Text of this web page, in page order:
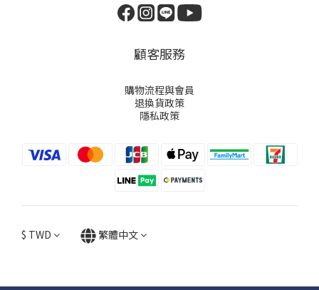
顧客服務
購物流程與會員
退換貨政策
隱私政策
$ TWD 繁體中文